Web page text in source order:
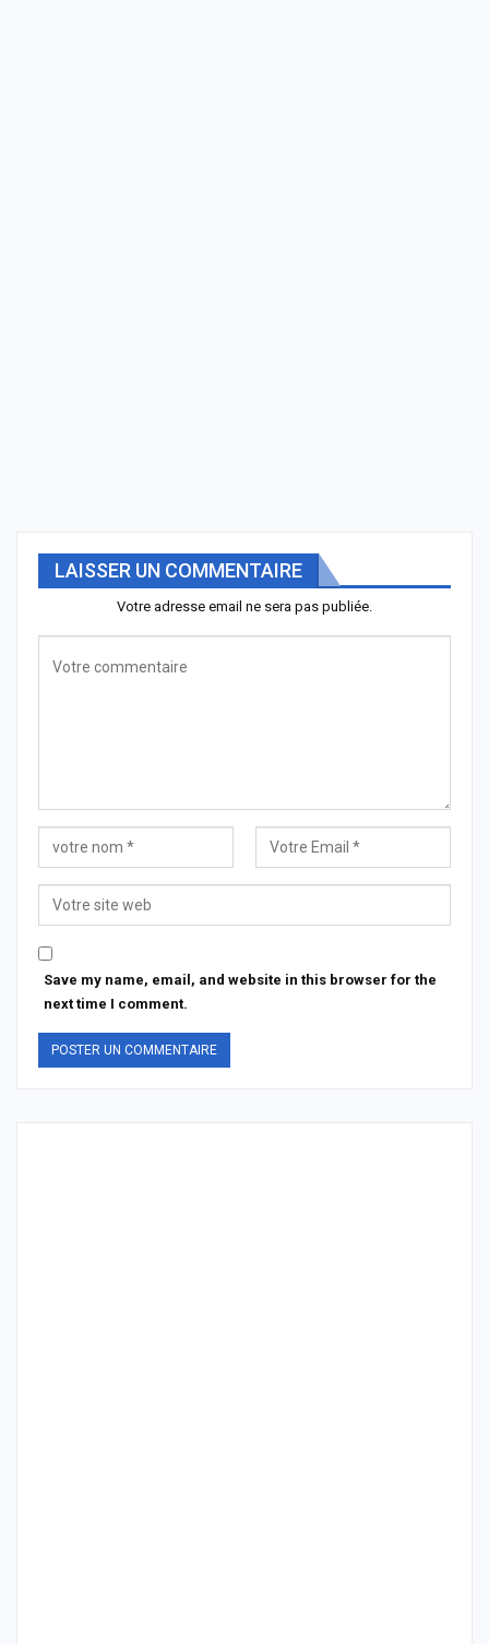
LAISSER UN COMMENTAIRE
Votre adresse email ne sera pas publiée.
Save my name, email, and website in this browser for the
next time I comment.